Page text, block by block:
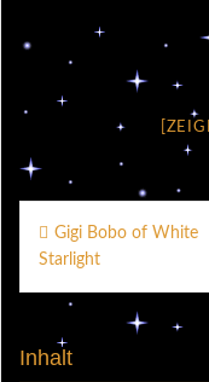
Gigi Bobo of White
Starlight
Inhalt